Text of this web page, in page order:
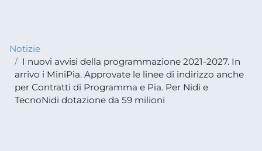
Notizie
I nuovi avvisi della programmazione 2021-2027. In
arrivo i MiniPia. Approvate le linee di indirizzo anche
per Contratti di Programma e Pia. Per Nidi e
TecnoNidi dotazione da 59 milioni